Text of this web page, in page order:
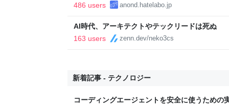
486 users
anond.hatelabo.jp
AI時代、アーキテクトやテックリードは死ぬ
163 users
zenn.dev/neko3cs
新着記事 - テクノロジー
コーディングエージェントを安全に使うための